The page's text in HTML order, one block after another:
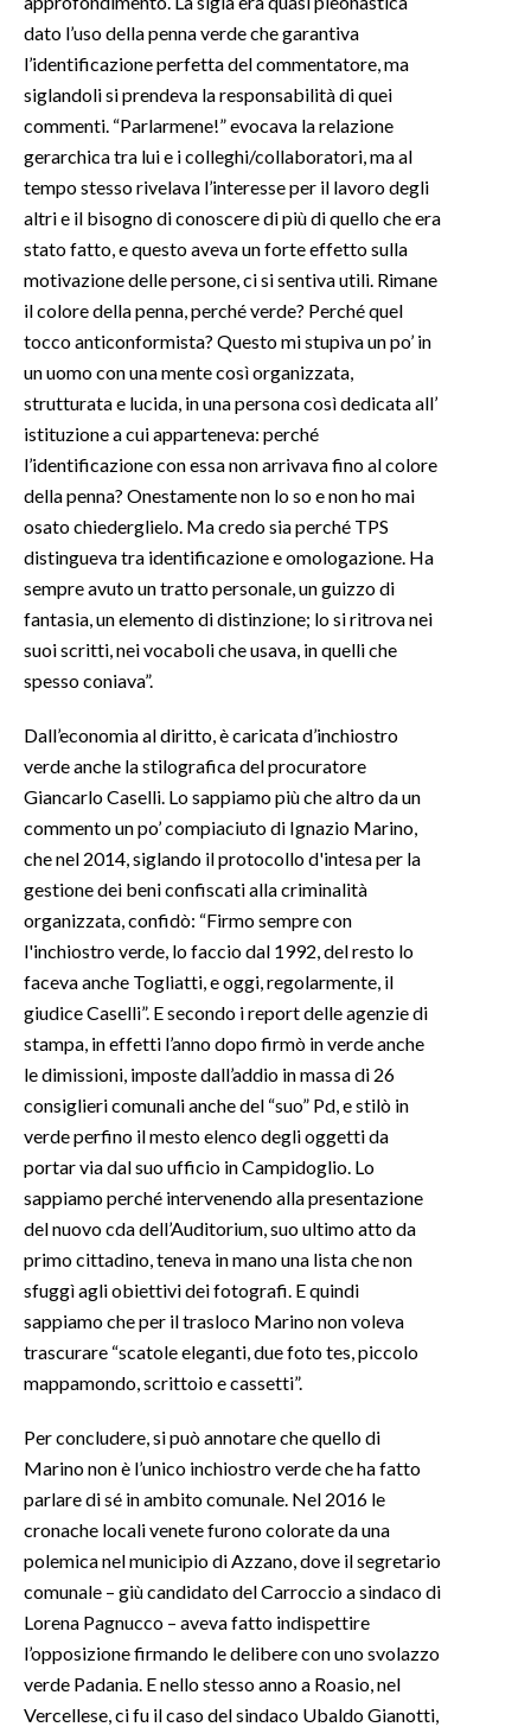
dato l’uso della penna verde che garantiva
l’identificazione perfetta del commentatore, ma
siglandoli si prendeva la responsabilità di quei
commenti. “Parlarmene!” evocava la relazione
gerarchica tra lui e i colleghi/collaboratori, ma al
tempo stesso rivelava l’interesse per il lavoro degli
altri e il bisogno di conoscere di più di quello che era
stato fatto, e questo aveva un forte effetto sulla
motivazione delle persone, ci si sentiva utili. Rimane
il colore della penna, perché verde? Perché quel
tocco anticonformista? Questo mi stupiva un po’ in
un uomo con una mente così organizzata,
strutturata e lucida, in una persona così dedicata all’
istituzione a cui apparteneva: perché
l’identificazione con essa non arrivava fino al colore
della penna? Onestamente non lo so e non ho mai
osato chiederglielo. Ma credo sia perché TPS
distingueva tra identificazione e omologazione. Ha
sempre avuto un tratto personale, un guizzo di
fantasia, un elemento di distinzione; lo si ritrova nei
suoi scritti, nei vocaboli che usava, in quelli che
spesso coniava”.
Dall’economia al diritto, è caricata d’inchiostro
verde anche la stilografica del procuratore
Giancarlo Caselli. Lo sappiamo più che altro da un
commento un po’ compiaciuto di Ignazio Marino,
che nel 2014, siglando il protocollo d'intesa per la
gestione dei beni confiscati alla criminalità
organizzata, confidò: “Firmo sempre con
l'inchiostro verde, lo faccio dal 1992, del resto lo
faceva anche Togliatti, e oggi, regolarmente, il
giudice Caselli”. E secondo i report delle agenzie di
stampa, in effetti l’anno dopo firmò in verde anche
le dimissioni, imposte dall’addio in massa di 26
consiglieri comunali anche del “suo” Pd, e stilò in
verde perfino il mesto elenco degli oggetti da
portar via dal suo ufficio in Campidoglio. Lo
sappiamo perché intervenendo alla presentazione
del nuovo cda dell’Auditorium, suo ultimo atto da
primo cittadino, teneva in mano una lista che non
sfuggì agli obiettivi dei fotografi. E quindi
sappiamo che per il trasloco Marino non voleva
trascurare “scatole eleganti, due foto tes, piccolo
mappamondo, scrittoio e cassetti”.
Per concludere, si può annotare che quello di
Marino non è l’unico inchiostro verde che ha fatto
parlare di sé in ambito comunale. Nel 2016 le
cronache locali venete furono colorate da una
polemica nel municipio di Azzano, dove il segretario
comunale – giù candidato del Carroccio a sindaco di
Lorena Pagnucco – aveva fatto indispettire
l’opposizione firmando le delibere con uno svolazzo
verde Padania. E nello stesso anno a Roasio, nel
Vercellese, ci fu il caso del sindaco Ubaldo Gianotti,